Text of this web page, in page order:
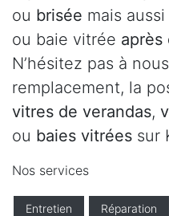
ou brisée mais aussi
ou baie vitrée après
N’hésitez pas à
remplacement, la
vitres de verandas,
ou baies vitrées sur
Nos services
Entretien Réparation